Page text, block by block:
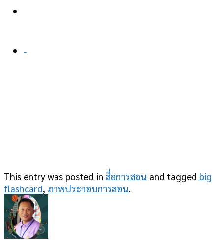
-
This entry was posted in สื่อการสอน and tagged big
flashcard, ภาพประกอบการสอน.